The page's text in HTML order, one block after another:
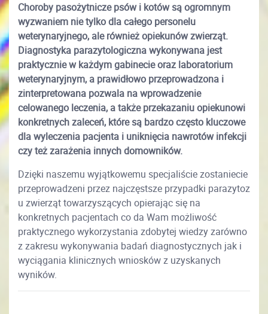
Choroby pasożytnicze psów i kotów są ogromnym
wyzwaniem nie tylko dla całego personelu
weterynaryjnego, ale również opiekunów zwierząt.
Diagnostyka parazytologiczna wykonywana jest
praktycznie w każdym gabinecie oraz laboratorium
weterynaryjnym, a prawidłowo przeprowadzona i
zinterpretowana pozwala na wprowadzenie
celowanego leczenia, a także przekazaniu opiekunowi
konkretnych zaleceń, które są bardzo często kluczowe
dla wyleczenia pacjenta i uniknięcia nawrotów infekcji
czy też zarażenia innych domowników.
Dzięki naszemu wyjątkowemu specjaliście zostaniecie
przeprowadzeni przez najczęstsze przypadki parazytoz
u zwierząt towarzyszących opierając się na
konkretnych pacjentach co da Wam możliwość
praktycznego wykorzystania zdobytej wiedzy zarówno
z zakresu wykonywania badań diagnostycznych jak i
wyciągania klinicznych wniosków z uzyskanych
wyników.